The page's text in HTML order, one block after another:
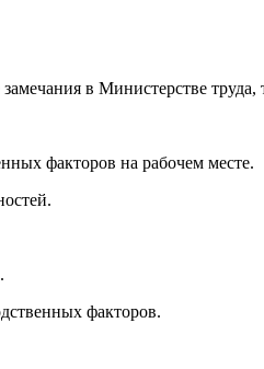
в Министерстве труда,
факторов на рабочем месте.
факторов.